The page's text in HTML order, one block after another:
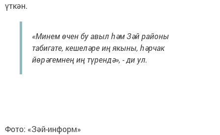
үткән.
«Минем өчен бу авыл һәм Зәй районы
табигате, кешеләре иң якыны, һәрчак
йөрәгемнең иң түрендә», - ди ул.
Фото: «Зәй-информ»